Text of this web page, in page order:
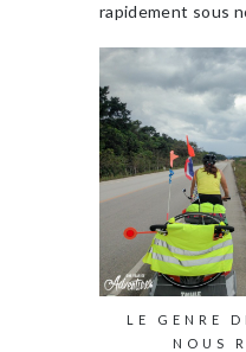
rapidement sous
LE GENRE
NOUS